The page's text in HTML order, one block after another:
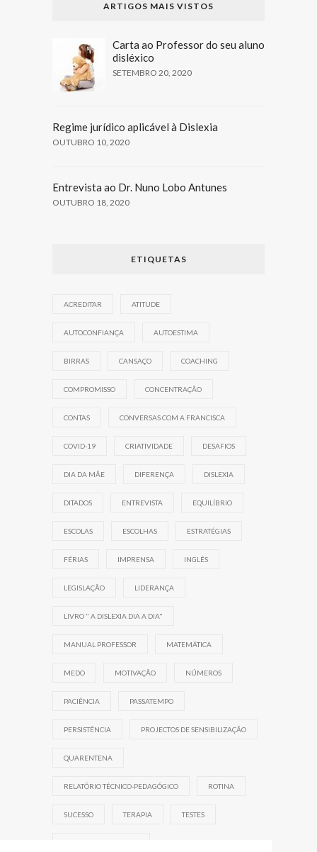
ARTIGOS MAIS VISTOS
Carta ao Professor do seu aluno
disléxico
SETEMBRO 20, 2020
Regime jurídico aplicável à Dislexia
OUTUBRO 10, 2020
Entrevista ao Dr. Nuno Lobo Antunes
OUTUBRO 18, 2020
ETIQUETAS
ACREDITAR ATITUDE
AUTOCONFIANÇA AUTOESTIMA
BIRRAS CANSAÇO COACHING
COMPROMISSO CONCENTRAÇÃO
CONTAS CONVERSAS COM A FRANCISCA
COVID-19 CRIATIVIDADE DESAFIOS
DIA DA MÃE DIFERENÇA DISLEXIA
DITADOS ENTREVISTA EQUILÍBRIO
ESCOLAS ESCOLHAS ESTRATÉGIAS
FÉRIAS IMPRENSA INGLÊS
LEGISLAÇÃO LIDERANÇA
LIVRO " A DISLEXIA DIA A DIA"
MANUAL PROFESSOR MATEMÁTICA
MEDO MOTIVAÇÃO NÚMEROS
PACIÊNCIA PASSATEMPO
PERSISTÊNCIA PROJECTOS DE SENSIBILIZAÇÃO
QUARENTENA
RELATÓRIO TÉCNICO-PEDAGÓGICO ROTINA
SUCESSO TERAPIA TESTES